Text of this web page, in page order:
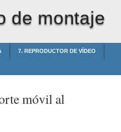
de montaje
7. REPRODUCTOR DE VÍDEO
móvil al